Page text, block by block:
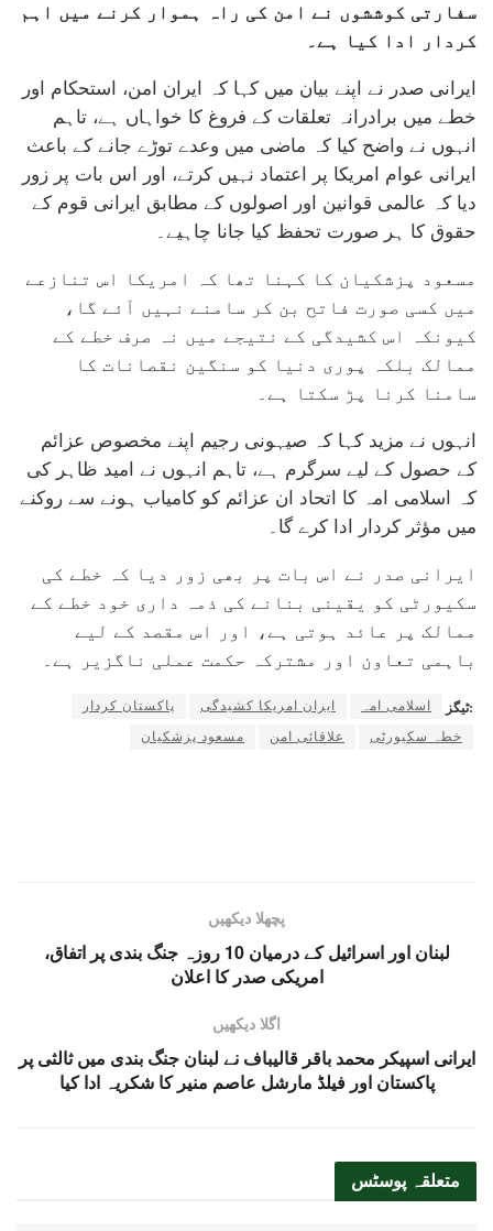
سفارتی کوششوں نے امن کی راہ ہموار کرنے میں اہم
کردار ادا کیا ہے۔
ایرانی صدر نے اپنے بیان میں کہا کہ ایران امن، استحکام اور
خطے میں برادرانہ تعلقات کے فروغ کا خواہاں ہے، تاہم
انہوں نے واضح کیا کہ ماضی میں وعدے توڑے جانے کے باعث
ایرانی عوام امریکا پر اعتماد نہیں کرتے، اور اس بات پر زور
دیا کہ عالمی قوانین اور اصولوں کے مطابق ایرانی قوم کے
حقوق کا ہر صورت تحفظ کیا جانا چاہیے۔
مسعود پزشکیان کا کہنا تھا کہ امریکا اس تنازعے
میں کسی صورت فاتح بن کر سامنے نہیں آئے گا،
کیونکہ اس کشیدگی کے نتیجے میں نہ صرف خطے کے
ممالک بلکہ پوری دنیا کو سنگین نقصانات کا
سامنا کرنا پڑ سکتا ہے۔
انہوں نے مزید کہا کہ صیہونی رجیم اپنے مخصوص عزائم
کے حصول کے لیے سرگرم ہے، تاہم انہوں نے امید ظاہر کی
کہ اسلامی امہ کا اتحاد ان عزائم کو کامیاب ہونے سے روکنے
میں مؤثر کردار ادا کرے گا۔
ایرانی صدر نے اس بات پر بھی زور دیا کہ خطے کی
سکیورٹی کو یقینی بنانے کی ذمہ داری خود خطے کے
ممالک پر عائد ہوتی ہے، اور اس مقصد کے لیے
باہمی تعاون اور مشترکہ حکمت عملی ناگزیر ہے۔
ٹیگز: اسلامی امہ ایران امریکا کشیدگی
پاکستان کردار
خطہ سکیورٹی
علاقائی امن مسعود پزشکیان
پچھلا دیکھیں
لبنان اور اسرائیل کے درمیان 10 روزہ جنگ بندی پر اتفاق،
امریکی صدر کا اعلان
اگلا دیکھیں
ایرانی اسپیکر محمد باقر قالیباف نے لبنان جنگ بندی میں ثالثی پر
پاکستان اور فیلڈ مارشل عاصم منیر کا شکریہ ادا کیا
متعلقہ پوسٹس